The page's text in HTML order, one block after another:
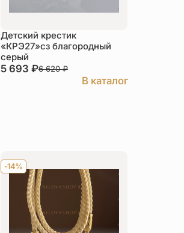
Детский крестик
«КРЭ27»сз благородный
серый
5 693 ₽6 620₽
В каталог
-14%